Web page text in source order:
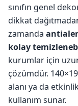
sınıfın genel
dikkat
zamanda
kolay
kurumlar için
çözümdür.
alanı ya da
kullanım sunar.